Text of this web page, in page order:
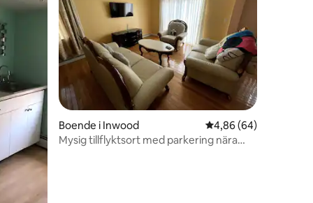
Boende i Inwood 4,86 av 5 i
4,86 (64)
Mysig tillflyktsort med parkering nära